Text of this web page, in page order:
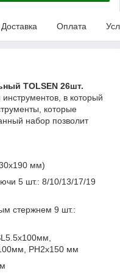
Доставка Оплата
TOLSEN 26шт.
в который
которые
набор позволит
мм)
5 шт.: 8/10/13/17/19
стержнем 9 шт.:
PH2x150 мм